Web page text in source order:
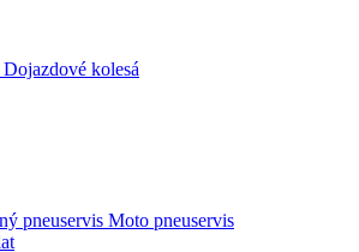
Dojazdové kolesá
pneuservis Moto pneuservis